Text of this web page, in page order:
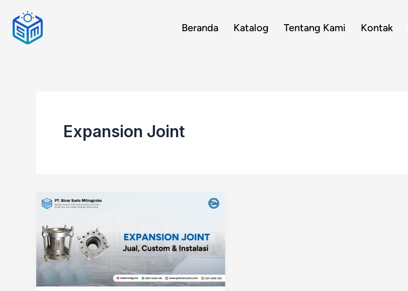
content
Beranda Katalog Tentang Kami Kontak
Expansion Joint